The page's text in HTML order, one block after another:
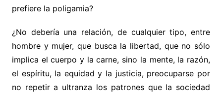
prefiere la poligamia?
¿No debería una relación, de cualquier tipo, entre
hombre y mujer, que busca la libertad, que no sólo
implica el cuerpo y la carne, sino la mente, la razón,
el espíritu, la equidad y la justicia, preocuparse por
no repetir a ultranza los patrones que la sociedad